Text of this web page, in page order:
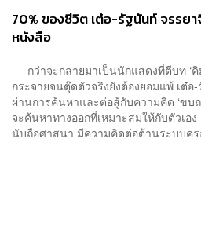
70% ของชีวิต เต๋อ-รัฐนันท์ จรรยา
หนังสือ
กว่าจะกลายมาเป็นนักแสดงที่ตีบท ‘
กระจายจนตุ๊ดตัวจริงยังต้องยอมแพ้ เต๋อ
ผ่านการค้นหาและต่อสู้กับความคิด ‘ขบถ
จะค้นหาทางออกที่เหมาะสมให้กับตัวเ
นับถือศาสนา มีความคิดต่อต้านระบบค